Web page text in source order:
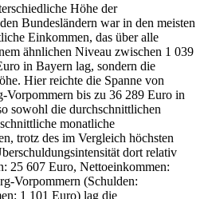
Höhe der
Bundesländern war in den meisten
Einkommen, das über alle
ähnlichen Niveau zwischen 1 039
in Bayern lag, sondern die
Hier reichte die Spanne von
Vorpommern bis zu 36 289 Euro in
sowohl die durchschnittlichen
monatliche
trotz des im Vergleich höchsten
dort relativ
25 607 Euro, Nettoeinkommen:
Vorpommern (Schulden:
1 101 Euro) lag die